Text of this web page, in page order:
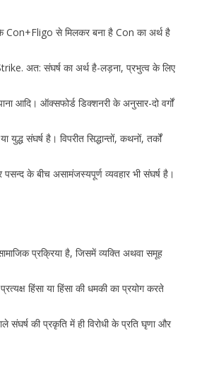
Con+Fligo से मिलकर बना है Con का अर्थ है
अत: संघर्ष का अर्थ है-लड़ना, प्रभुत्व के लिए
आदि। ऑक्सफोर्ड डिक्शनरी के अनुसार-दो वर्गों
युद्ध संघर्ष है। विपरीत सिद्धान्तों, कथनों, तर्कों
पसन्द के बीच असामंजस्यपूर्ण व्यवहार भी संघर्ष है।
प्रक्रिया है, जिसमें व्यक्ति अथवा समूह
हिंसा या हिंसा की धमकी का प्रयोग करते
संघर्ष की प्रकृति में ही विरोधी के प्रति घृणा और